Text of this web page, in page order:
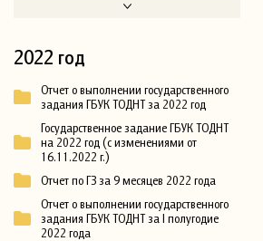
2022 год
Отчет о выполнении государственного
задания ГБУК ТОДНТ за 2022 год
Государственное задание ГБУК ТОДНТ
на 2022 год (с изменениями от
16.11.2022 г.)
Отчет по ГЗ за 9 месяцев 2022 года
Отчет о выполнении государственного
задания ГБУК ТОДНТ за I полугодие
2022 года